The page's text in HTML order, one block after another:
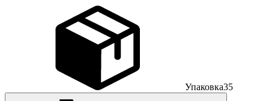
Упаковка35